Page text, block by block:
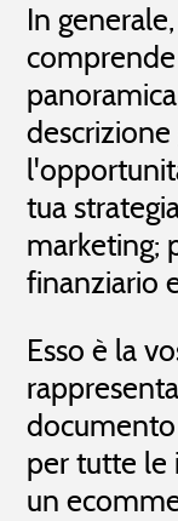
In
tua
marketing;
finanziario
Esso è la
per tutte le
un